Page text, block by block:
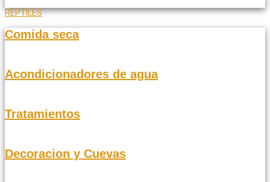
REPTILES
Comida seca
Acondicionadores de agua
Tratamientos
Decoracion y Cuevas